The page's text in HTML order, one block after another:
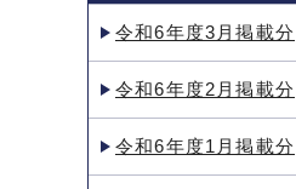
令和6年度3月掲載分
令和6年度2月掲載分
令和6年度1月掲載分